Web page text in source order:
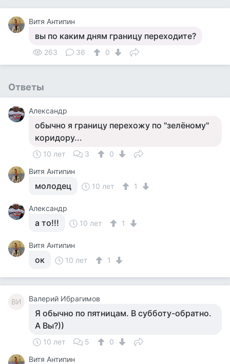
Витя Антипин
вы по каким дням границу переходите?
263 36 0
Ответы
Александр
обычно я границу перехожу по "зелёному"
коридору...
10 лет 3
0
Витя Антипин
молодец 10 лет 1
Александр
а то!!! 10 лет 1
Витя Антипин
ок 10 лет 1
ВИ Валерий Ибрагимов
Я обычно по пятницам. В субботу-обратно.
А Вы?))
10 лет 5
0
Витя Антипин